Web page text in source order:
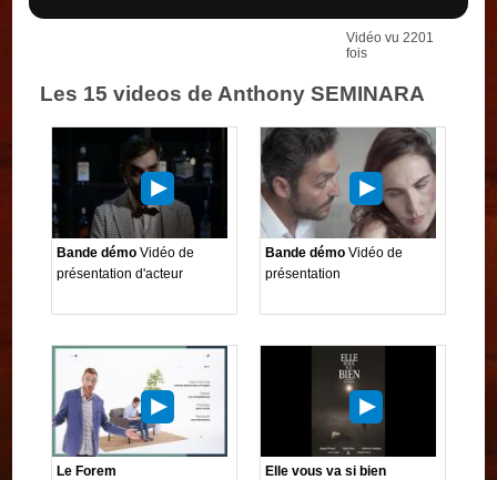
Vidéo vu 2201
fois
Les 15 videos de Anthony SEMINARA
Bande démo Vidéo de
présentation d'acteur
Bande démo Vidéo de
présentation
Le Forem Elle vous va si bien